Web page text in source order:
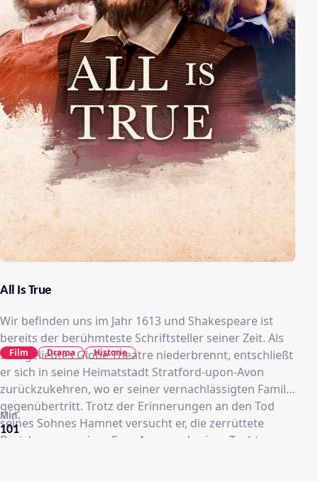
All Is True
Wir befinden uns im Jahr 1613 und Shakespeare ist
bereits der berühmteste Schriftsteller seiner Zeit. Als
sein geliebtes Globe Theatre niederbrennt, entschließt
er sich in seine Heimatstadt Stratford-upon-Avon
zurückzukehren, wo er seiner vernachlässigten Familie
gegenübertritt. Trotz der Erinnerungen an den Tod
seines Sohnes Hamnet versucht er, die zerrüttete
Beziehung zu seiner Frau Anne und seiner Tochter
101
Min.
Film Drama Historie